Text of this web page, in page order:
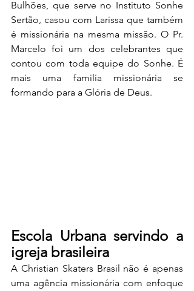
Bulhões, que serve no Instituto Sonhe
Sertão, casou com Larissa que também
é missionária na mesma missão. O Pr.
Marcelo foi um dos celebrantes que
contou com toda equipe do Sonhe. É
mais uma familia missionária se
formando para a Glória de Deus.
Escola Urbana servindo a
igreja brasileira
A Christian Skaters Brasil não é apenas
uma agência missionária com enfoque